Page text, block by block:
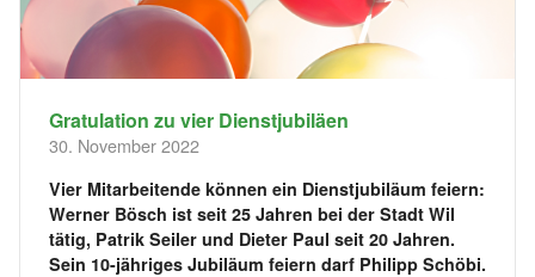
Gratulation zu vier Dienstjubiläen
30. November 2022
Vier Mitarbeitende können ein Dienstjubiläum feiern:
Werner Bösch ist seit 25 Jahren bei der Stadt Wil
tätig, Patrik Seiler und Dieter Paul seit 20 Jahren.
Sein 10-jähriges Jubiläum feiern darf Philipp Schöbi.